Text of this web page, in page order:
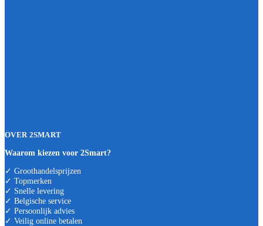
OVER 2SMART
Waarom kiezen voor 2Smart?
✓ Groothandelsprijzen
✓ Topmerken
✓ Snelle levering
✓ Belgische service
✓ Persoonlijk advies
✓ Veilig online betalen